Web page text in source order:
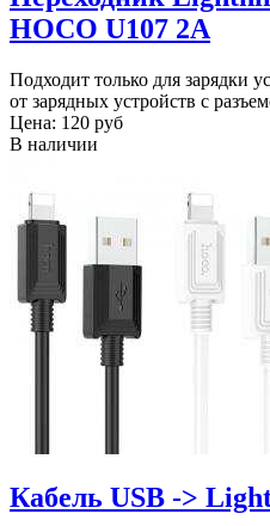
HOCO U107 2A
Подходит только для зарядки
от зарядных устройств с
Цена: 120 руб
В наличии
Кабель USB ->